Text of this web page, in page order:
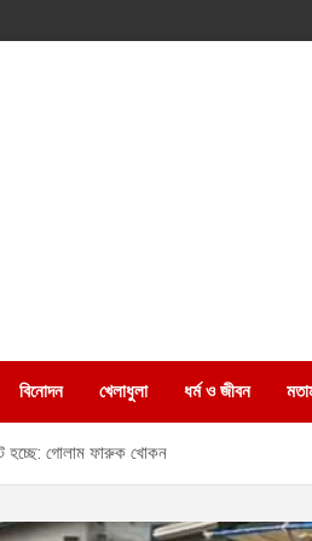
বিনোদন খেলাধুলা ধর্ম ও জীবন
হচ্ছে: গোলাম ফারুক খোকন